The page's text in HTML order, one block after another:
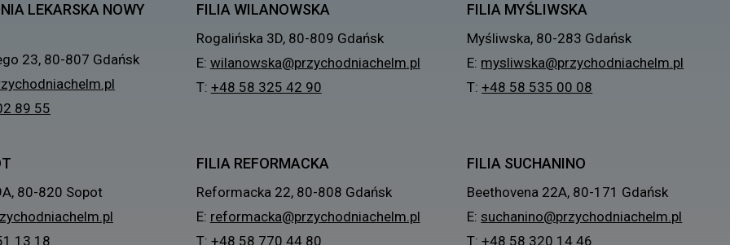
LEKARSKA NOWY
23, 80-807 Gdańsk
89 55
FILIA WILANOWSKA
Rogalińska 3D, 80-809 Gdańsk
E: wilanowska@przychodniachelm.pl
T: +48 58 325 42 90
FILIA MYŚLIWSKA
Myśliwska, 80-283 Gdańsk
E: mysliwska@przychodniachelm.pl
T:+48 58 535 00 08
80-820 Sopot
13 18
FILIA REFORMACKA
Reformacka 22, 80-808 Gdańsk
E: reformacka@przychodniachelm.pl
T: +48 58 770 44 80
FILIA SUCHANINO
Beethovena 22A, 80-171 Gdańsk
E:suchanino@przychodniachelm.pl
T:+48 58 320 14 46